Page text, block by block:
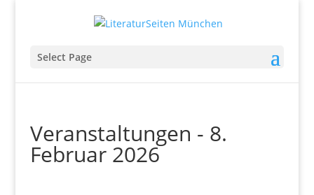
Select Page
Veranstaltungen - 8.
Februar 2026